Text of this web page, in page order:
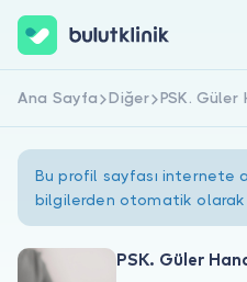
Hemen Kaydol
Ana Sayfa Diğer PSK. Güler
Bu profil sayfası internete
bilgilerden otomatik olarak
PSK. Güler